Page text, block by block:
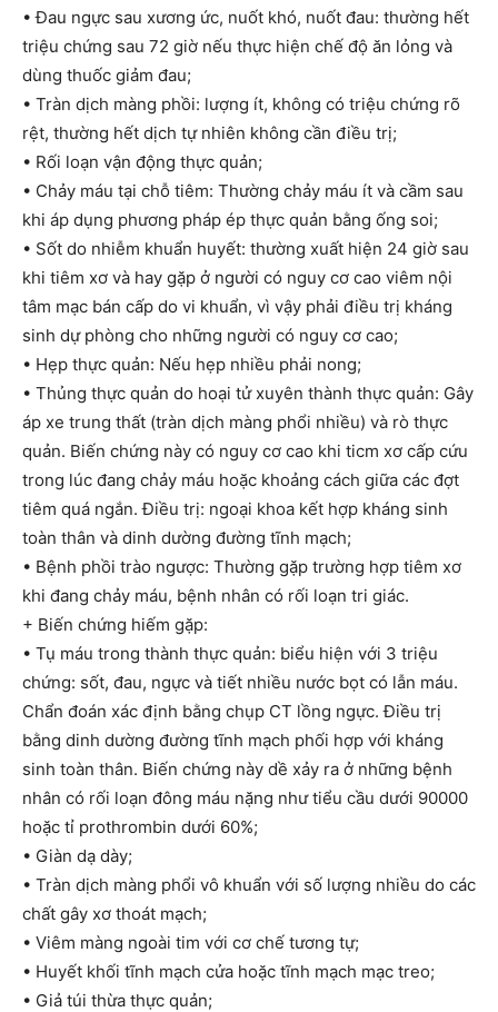
• Đau ngực sau xương ức, nuốt khó, nuốt đau: thường hết
triệu chứng sau 72 giờ nếu thực hiện chế độ ăn lỏng và
dùng thuốc giảm đau;
• Tràn dịch màng phồi: lượng ít, không có triệu chứng rõ
rệt, thường hết dịch tự nhiên không cần điều trị;
• Rối loạn vận động thực quản;
• Chảy máu tại chỗ tiêm: Thường chảy máu ít và cầm sau
khi áp dụng phương pháp ép thực quản bằng ống soi;
• Sốt do nhiễm khuẩn huyết: thường xuất hiện 24 giờ sau
khi tiêm xơ và hay gặp ở người có nguy cơ cao viêm nội
tâm mạc bán cấp do vi khuẩn, vì vậy phải điều trị kháng
sinh dự phòng cho những người có nguy cơ cao;
• Hẹp thực quản: Nếu hẹp nhiều phải nong;
• Thủng thực quản do hoại tử xuyên thành thực quản: Gây
áp xe trung thất (tràn dịch màng phổi nhiều) và rò thực
quản. Biến chứng này có nguy cơ cao khi ticm xơ cấp cứu
trong lúc đang chảy máu hoặc khoảng cách giữa các đợt
tiêm quá ngắn. Điều trị: ngoại khoa kết hợp kháng sinh
toàn thân và dinh dường đường tĩnh mạch;
• Bệnh phồi trào ngược: Thường gặp trường hợp tiêm xơ
khi đang chảy máu, bệnh nhân có rối loạn tri giác.
+ Biến chứng hiếm gặp:
• Tụ máu trong thành thực quản: biểu hiện với 3 triệu
chứng: sốt, đau, ngực và tiết nhiều nước bọt có lẫn máu.
Chẩn đoán xác định bằng chụp CT lồng ngực. Điều trị
bằng dinh dường đường tĩnh mạch phối hợp với kháng
sinh toàn thân. Biến chứng này dề xảy ra ở những bệnh
nhân có rối loạn đông máu nặng như tiểu cầu dưới 90000
hoặc tỉ prothrombin dưới 60%;
• Giàn dạ dày;
• Tràn dịch màng phổi vô khuẩn với số lượng nhiều do các
chất gây xơ thoát mạch;
• Viêm màng ngoài tim với cơ chế tương tự;
• Huyết khối tĩnh mạch cửa hoặc tĩnh mạch mạc treo;
• Giả túi thừa thực quản;